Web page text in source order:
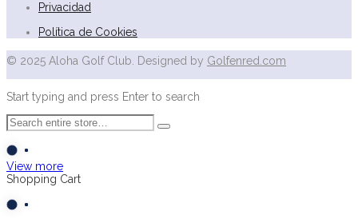
Privacidad
Política de Cookies
© 2025 Aloha Golf Club. Designed by Golfenred.com
Start typing and press Enter to search
View more
Shopping Cart